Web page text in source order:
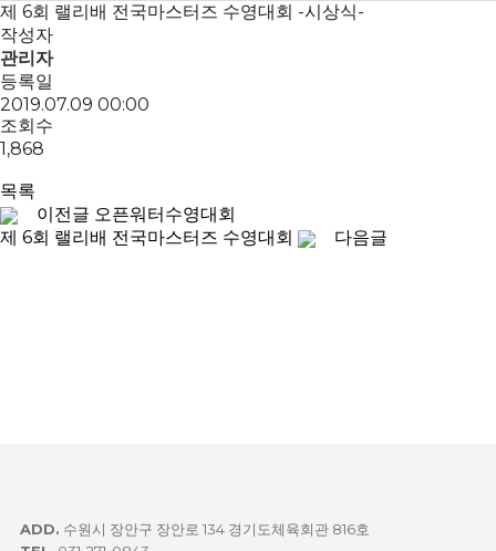
제 6회 랠리배 전국마스터즈 수영대회 -시상식-
작성자
관리자
등록일
2019.07.09 00:00
조회수
1,868
목록
이전글 오픈워터수영대회
제 6회 랠리배 전국마스터즈 수영대회
다음글
ADD. 수원시 장안구 장안로 134 경기도체육회관 816호